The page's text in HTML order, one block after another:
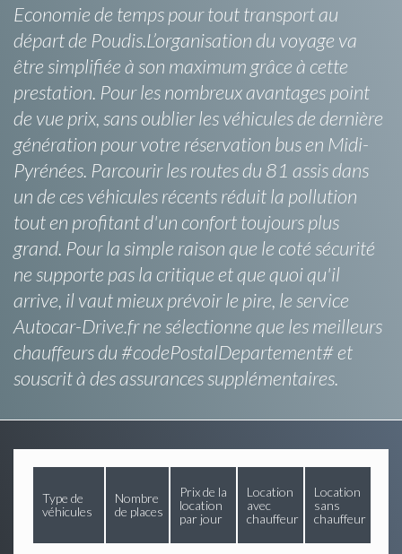
Economie de temps pour tout transport au
départ de Poudis.L’organisation du voyage va
être simplifiée à son maximum grâce à cette
prestation. Pour les nombreux avantages point
de vue prix, sans oublier les véhicules de dernière
génération pour votre réservation bus en Midi-
Pyrénées. Parcourir les routes du 81 assis dans
un de ces véhicules récents réduit la pollution
tout en profitant d'un confort toujours plus
grand. Pour la simple raison que le coté sécurité
ne supporte pas la critique et que quoi qu'il
arrive, il vaut mieux prévoir le pire, le service
Autocar-Drive.fr ne sélectionne que les meilleurs
chauffeurs du #codePostalDepartement# et
souscrit à des assurances supplémentaires.
Type de
véhicules
Nombre
de places
Prix de la
location
par jour
Location
avec
chauffeur
Location
sans
chauffeur